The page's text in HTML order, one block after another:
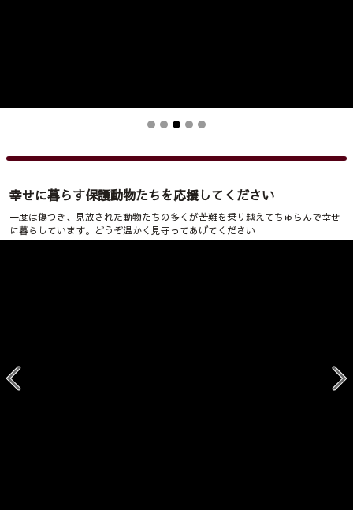
幸せに暮らす保護動物たちを応援してください
一度は傷つき、見放された動物たちの多くが苦難を乗り越えてちゅらんで幸せ
に暮らしています。どうぞ温かく見守ってあげてください